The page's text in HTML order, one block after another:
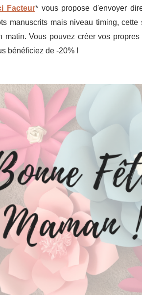
Facteur* vous propose d'envoyer
manuscrits mais niveau timing,
Vous pouvez créer vos
bénéficiez de -20% !